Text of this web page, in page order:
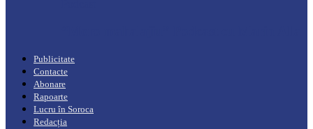
Publicitate
Contacte
Abonare
Rapoarte
Lucru în Soroca
Redacția